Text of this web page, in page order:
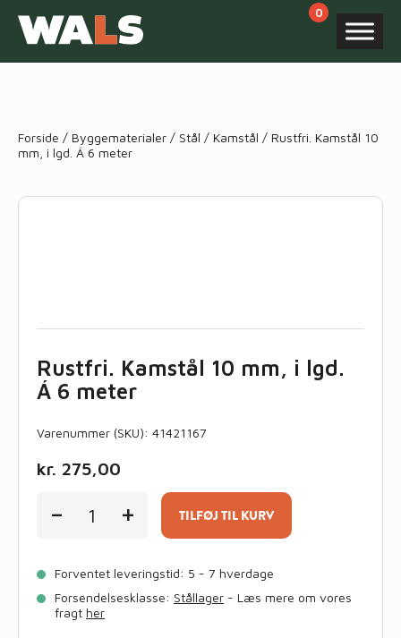
Forside / Byggematerialer / Stål / Kamstål / Rustfri. Kamstål 10
mm, i lgd. Á 6 meter
Rustfri. Kamstål 10 mm, i lgd.
Á 6 meter
Varenummer (SKU): 41421167
kr. 275,00
-
Kamstål
lgd.
6
meter
+ TILFØJ TIL KURV
Forventet leveringstid: 5 - 7 hverdage
Forsendelsesklasse: Stållager - Læs mere om vores
fragt her